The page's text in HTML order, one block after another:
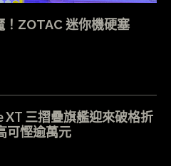
！ZOTAC 迷你機硬塞
XT 三摺疊旗艦迎來破格折
慳逾萬元